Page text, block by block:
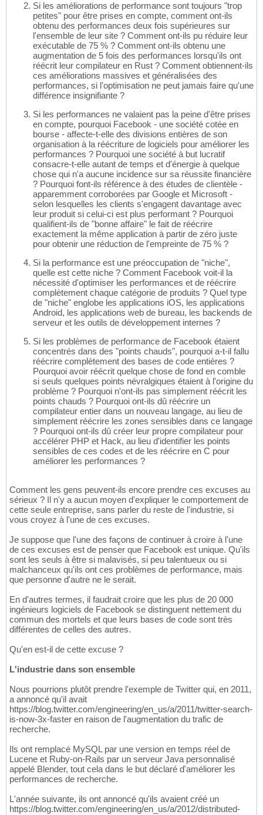
Si les améliorations de performance sont toujours "trop
petites" pour être prises en compte, comment ont-ils
obtenu des performances deux fois supérieures sur
l'ensemble de leur site ? Comment ont-ils pu réduire leur
exécutable de 75 % ? Comment ont-ils obtenu une
augmentation de 5 fois des performances lorsqu'ils ont
réécrit leur compilateur en Rust ? Comment obtiennent-ils
ces améliorations massives et généralisées des
performances, si l'optimisation ne peut jamais faire qu'une
différence insignifiante ?
Si les performances ne valaient pas la peine d'être prises
en compte, pourquoi Facebook - une société cotée en
bourse - affecte-t-elle des divisions entières de son
organisation à la réécriture de logiciels pour améliorer les
performances ? Pourquoi une société à but lucratif
consacre-t-elle autant de temps et d'énergie à quelque
chose qui n'a aucune incidence sur sa réussite financière
? Pourquoi font-ils référence à des études de clientèle -
apparemment corroborées par Google et Microsoft -
selon lesquelles les clients s'engagent davantage avec
leur produit si celui-ci est plus performant ? Pourquoi
qualifient-ils de "bonne affaire" le fait de réécrire
exactement la même application à partir de zéro juste
pour obtenir une réduction de l'empreinte de 75 % ?
Si la performance est une préoccupation de "niche",
quelle est cette niche ? Comment Facebook voit-il la
nécessité d'optimiser les performances et de réécrire
complètement chaque catégorie de produits ? Quel type
de "niche" englobe les applications iOS, les applications
Android, les applications web de bureau, les backends de
serveur et les outils de développement internes ?
Si les problèmes de performance de Facebook étaient
concentrés dans des "points chauds", pourquoi a-t-il fallu
réécrire complètement des bases de code entières ?
Pourquoi avoir réécrit quelque chose de fond en comble
si seuls quelques points névralgiques étaient à l'origine du
problème ? Pourquoi n'ont-ils pas simplement réécrit les
points chauds ? Pourquoi ont-ils dû réécrire un
compilateur entier dans un nouveau langage, au lieu de
simplement réécrire les zones sensibles dans ce langage
? Pourquoi ont-ils dû créer leur propre compilateur pour
accélérer PHP et Hack, au lieu d'identifier les points
sensibles de ces codes et de les réécrire en C pour
améliorer les performances ?
Comment les gens peuvent-ils encore prendre ces excuses au
sérieux ? Il n'y a aucun moyen d'expliquer le comportement de
cette seule entreprise, sans parler du reste de l'industrie, si
vous croyez à l'une de ces excuses.
Je suppose que l'une des façons de continuer à croire à l'une
de ces excuses est de penser que Facebook est unique. Qu'ils
sont les seuls à être si malavisés, si peu talentueux ou si
malchanceux qu'ils ont ces problèmes de performance, mais
que personne d'autre ne le serait.
En d'autres termes, il faudrait croire que les plus de 20 000
ingénieurs logiciels de Facebook se distinguent nettement du
commun des mortels et que leurs bases de code sont très
différentes de celles des autres.
Qu'en est-il de cette excuse ?
L'industrie dans son ensemble
Nous pourrions plutôt prendre l'exemple de Twitter qui, en 2011,
a annoncé qu'il avait
https://blog.twitter.com/engineering/en_us/a/2011/twitter-search-
is-now-3x-faster en raison de l'augmentation du trafic de
recherche.
Ils ont remplacé MySQL par une version en temps réel de
Lucene et Ruby-on-Rails par un serveur Java personnalisé
appelé Blender, tout cela dans le but déclaré d'améliorer les
performances de recherche.
L'année suivante, ils ont annoncé qu'ils avaient créé un
https://blog.twitter.com/engineering/en_us/a/2012/distributed-